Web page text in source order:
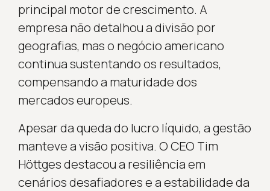
principal motor de crescimento. A
empresa não detalhou a divisão por
geografias, mas o negócio americano
continua sustentando os resultados,
compensando a maturidade dos
mercados europeus.
Apesar da queda do lucro líquido, a gestão
manteve a visão positiva. O CEO Tim
Höttges destacou a resiliência em
cenários desafiadores e a estabilidade da